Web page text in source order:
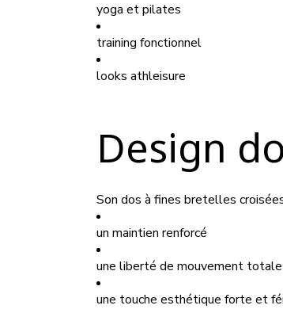
yoga et pilates
training fonctionnel
looks athleisure
Design
Son dos à fines bretelles
un maintien renforcé
une liberté de mouvement totale
une touche esthétique forte et